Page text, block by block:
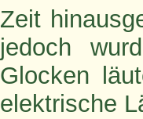
Zeit
jedoch
Glocken
elektrische